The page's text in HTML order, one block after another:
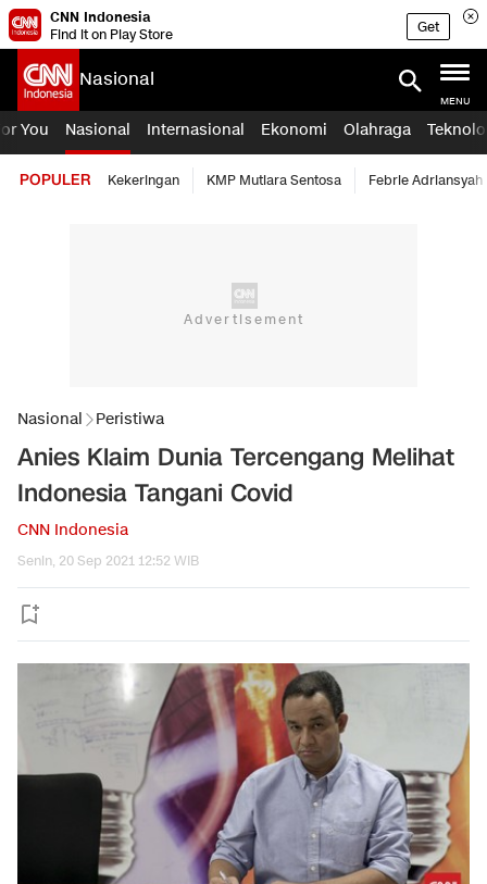
CNN Indonesia
Find it on Play Store
Get
Nasional
MENU
You Nasional Internasional Ekonomi Olahraga
POPULER Kekeringan KMP Mutiara Sentosa Febrie Adriansyah
Nasional Peristiwa
Anies Klaim Dunia Tercengang Melihat
Indonesia Tangani Covid
CNN Indonesia
Senin, 20 Sep 2021 12:52 WIB